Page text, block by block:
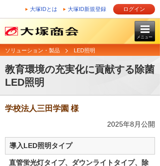
大塚IDとは 大塚ID新規登録 ログイン
メニュー
ソリューション・製品 LED照明
教育環境の充実化に貢献する除菌
LED照明
学校法人三田学園 様
2025年8月公開
導入LED照明タイプ
直管蛍光灯タイプ、ダウンライトタイプ、除